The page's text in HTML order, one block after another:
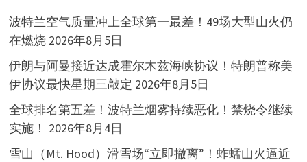
波特兰空气质量冲上全球第一最差！49场大型山火仍
在燃烧 2026年8月5日
伊朗与阿曼接近达成霍尔木兹海峡协议！特朗普称美
伊协议最快星期三敲定 2026年8月5日
全球排名第五差！波特兰烟雾持续恶化！禁烧令继续
实施！ 2026年8月4日
雪山（Mt. Hood）滑雪场“立即撤离”！蚱蜢山火逼近